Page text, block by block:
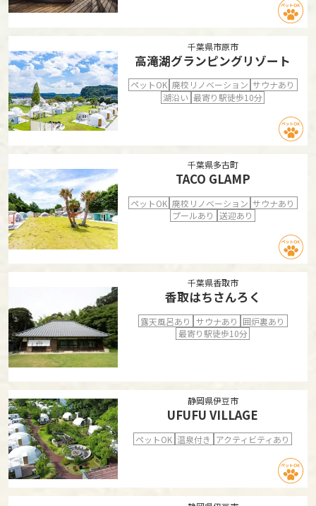
千葉県市原市
高滝湖グランピングリゾート
ペットOK 廃校リノベーション サウナあり
湖沿い 最寄り駅徒歩10分
千葉県多古町
TACO GLAMP
ペットOK 廃校リノベーション サウナあり
プールあり 送迎あり
千葉県香取市
香取はちさんろく
露天風呂あり サウナあり 囲炉裏あり
最寄り駅徒歩10分
静岡県伊豆市
UFUFU VILLAGE
ペットOK 温泉付き アクティビティあり